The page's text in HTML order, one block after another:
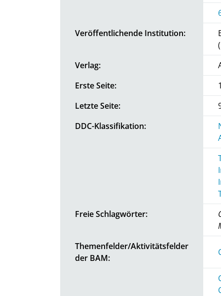
Veröffentlichende Institution:
Verlag:
Erste Seite:
Letzte Seite:
DDC-Klassifikation:
Freie Schlagwörter:
Themenfelder/Aktivitätsfelder
der BAM: